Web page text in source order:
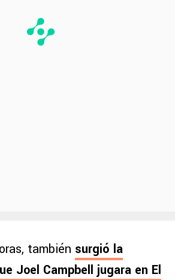
también surgió la
Joel Campbell jugara en El